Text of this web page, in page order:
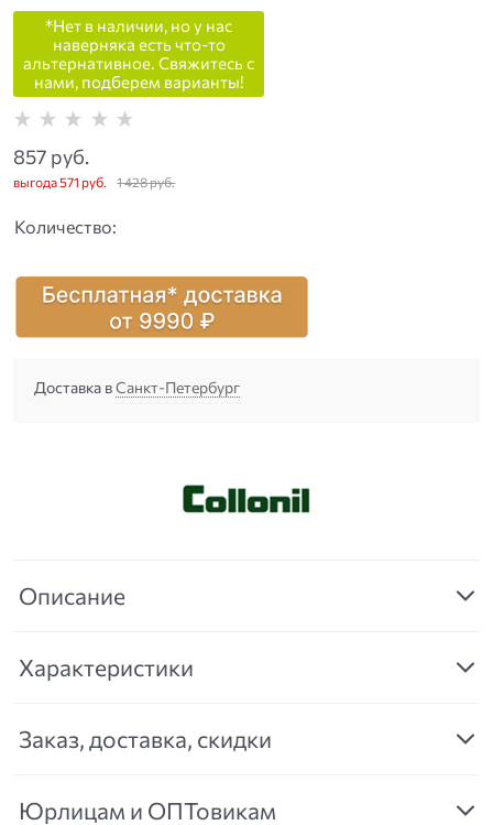
*Нет в наличии, но у нас
наверняка есть что-то
альтернативное. Свяжитесь с
нами, подберем варианты!
1 428 руб.
857 руб.
выгода571 руб.
Количество:
Доставка вСанкт-Петербург
Описание
Характеристики
Заказ, доставка, скидки
Юрлицам и ОПТовикам